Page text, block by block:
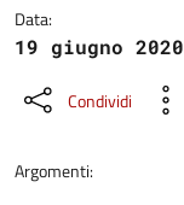
Data:
19 giugno 2020
Condividi
Argomenti: